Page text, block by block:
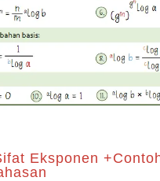
Eksponen